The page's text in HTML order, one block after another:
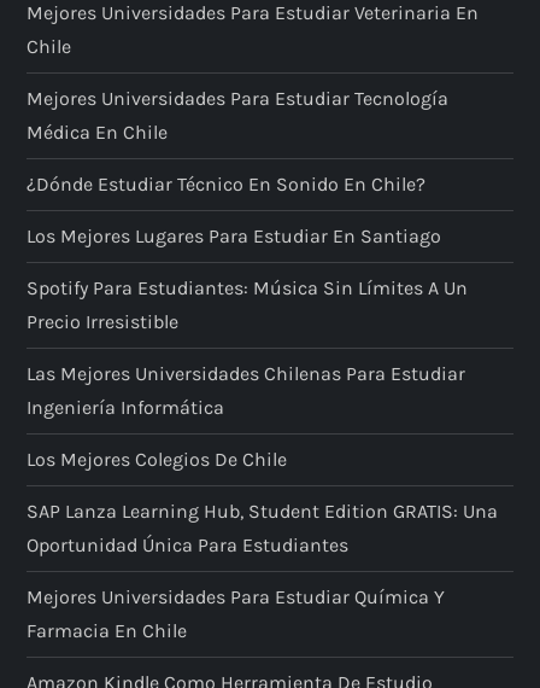
Mejores Universidades Para Estudiar Veterinaria En
Chile
Mejores Universidades Para Estudiar Tecnología
Médica En Chile
¿Dónde Estudiar Técnico En Sonido En Chile?
Los Mejores Lugares Para Estudiar En Santiago
Spotify Para Estudiantes: Música Sin Límites A Un
Precio Irresistible
Las Mejores Universidades Chilenas Para Estudiar
Ingeniería Informática
Los Mejores Colegios De Chile
SAP Lanza Learning Hub, Student Edition GRATIS: Una
Oportunidad Única Para Estudiantes
Mejores Universidades Para Estudiar Química Y
Farmacia En Chile
Amazon Kindle Como Herramienta De Estudio